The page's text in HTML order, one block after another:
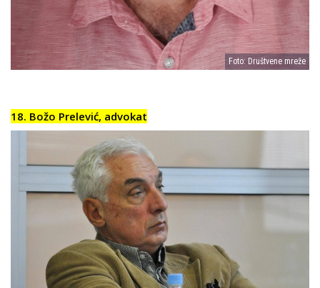
Foto: Društvene mreže
18. Božo Prelević, advokat